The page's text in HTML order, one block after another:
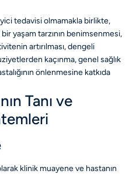
tedavisi olmamakla birlikte,
yaşam tarzının benimsenmesi,
artırılması, dengeli
kaçınma, genel sağlık
önlenmesine katkıda
Tanı ve
klinik muayene ve hastanın